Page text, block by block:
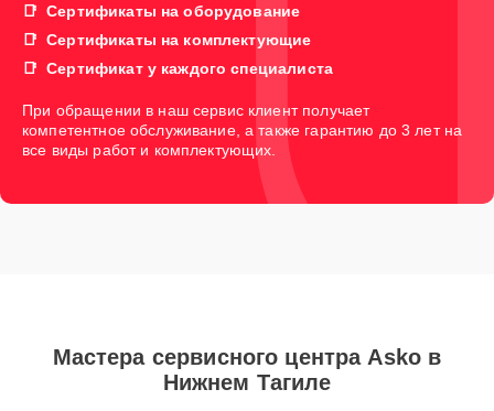
Сертификаты на оборудование
Сертификаты на комплектующие
Сертификат у каждого специалиста
При обращении в наш сервис клиент получает
компетентное обслуживание, а также гарантию до 3 лет на
все виды работ и комплектующих.
Мастера сервисного центра Asko в
Нижнем Тагиле